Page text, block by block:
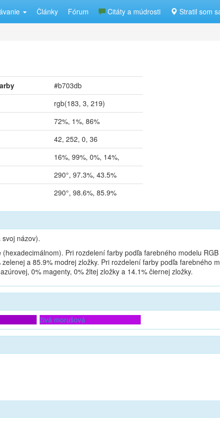
Články Fórum Citáty a múdrosti Stratil som
#b703db
rgb(183, 3, 219)
72%, 1%, 86%
42, 252, 0, 36
16%, 99%, 0%, 14%,
290°, 97.3%, 43.5%
290°, 98.6%, 85.9%
názov).
(hexadecimálnom). Pri rozdelení farby podľa farebného modelu
a 85.9% modrej zložky. Pri rozdelení farby podľa farebného
0% magenty, 0% žltej zložky a 14.1% čiernej zložky.
živá morušová